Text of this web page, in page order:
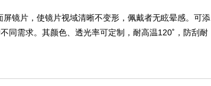
镜片，使镜片视域清晰不变形，佩戴者无眩晕感。可添
同需求。其颜色、透光率可定制，耐高温120˚，防刮耐